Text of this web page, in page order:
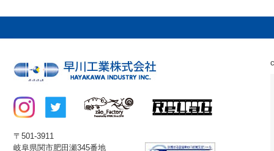
〒501-3911
岐阜県関市肥田瀬345番地